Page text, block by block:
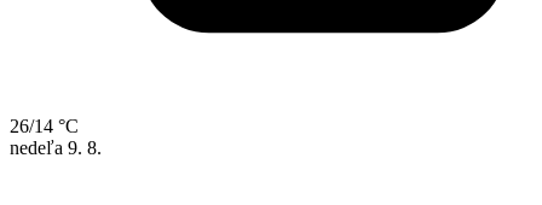
26/14 °C
nedeľa 9. 8.